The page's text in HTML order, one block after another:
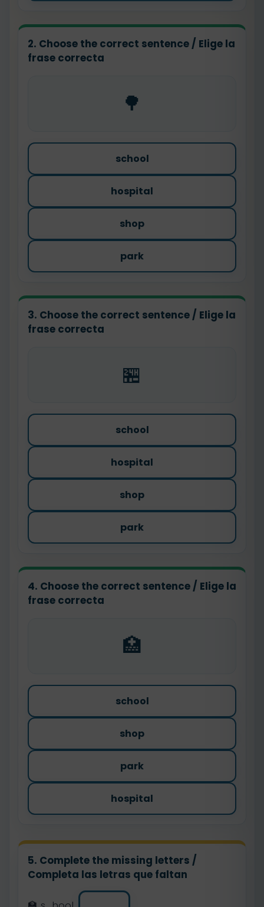
2. Choose the correct sentence / Elige la
frase correcta
🌳
school
hospital
shop
park
3. Choose the correct sentence / Elige la
frase correcta
🏪
school
hospital
shop
park
4. Choose the correct sentence / Elige la
frase correcta
🏥
school
shop
park
hospital
5. Complete the missing letters /
Completa las letras que faltan